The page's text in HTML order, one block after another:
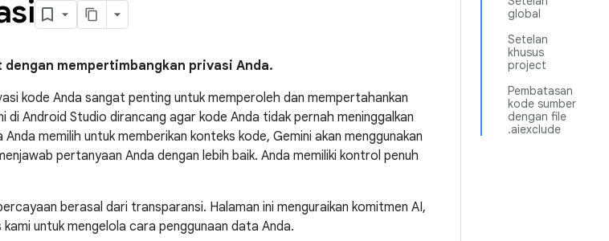
global
Setelan
khusus
project
Pembatasan
kode sumber
dengan file
.aiexclude
mempertimbangkan privasi Anda.
kode Anda sangat penting untuk memperoleh dan mempertahankan
di Android Studio dirancang agar kode Anda tidak pernah meninggalkan
memilih untuk memberikan konteks kode, Gemini akan menggunakan
pertanyaan Anda dengan lebih baik. Anda memiliki kontrol penuh
berasal dari transparansi. Halaman ini menguraikan komitmen AI,
untuk mengelola cara penggunaan data Anda.